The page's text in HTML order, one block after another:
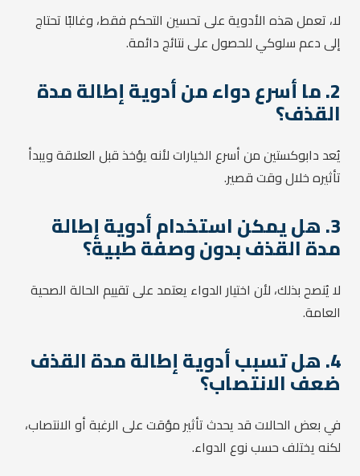
لا، تعمل هذه الأدوية على تحسين التحكم فقط، وغالبًا تحتاج
إلى دعم سلوكي للحصول على نتائج دائمة.
2. ما أسرع دواء من أدوية إطالة مدة
القذف؟
يُعد دابوكستين من أسرع الخيارات لأنه يؤخذ قبل العلاقة ويبدأ
تأثيره خلال وقت قصير.
3. هل يمكن استخدام أدوية إطالة
مدة القذف بدون وصفة طبية؟
لا يُنصح بذلك، لأن اختيار الدواء يعتمد على تقييم الحالة الصحية
العامة.
4. هل تسبب أدوية إطالة مدة القذف
ضعف الانتصاب؟
في بعض الحالات قد يحدث تأثير مؤقت على الرغبة أو الانتصاب،
لكنه يختلف حسب نوع الدواء.